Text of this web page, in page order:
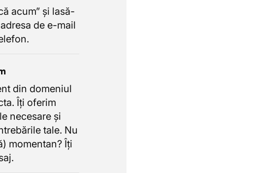
acum” și lasă-
de e-mail
din domeniul
Îți oferim
necesare și
tale. Nu
momentan? Îți